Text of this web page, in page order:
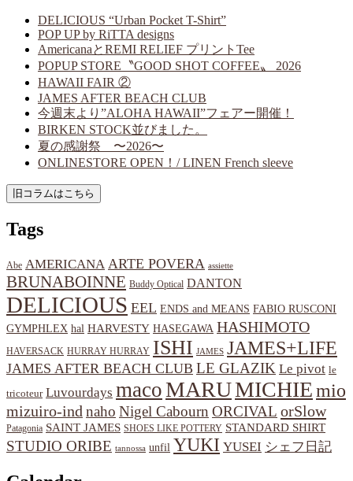
DELICIOUS “Urban Pocket T-Shirt”
POP UP by RiTTA designs
AmericanaとREMI RELIEF プリントTee
POPUP STORE〝GOOD SHOT COFFEE〟 2026
HAWAII FAIR ②
JAMES AFTER BEACH CLUB
今週末より”ALOHA HAWAII”フェアー開催！
BIRKEN STOCK並びました。
夏の感謝祭 〜2026〜
ONLINESTORE OPEN！/ LINEN French sleeve
Tags
Abe AMERICANA ARTE POVERA assiette
BRUNABOINNE Buddy Optical DANTON
DELICIOUS EEL ENDS and MEANS FABIO RUSCONI
GYMPHLEX hal HARVESTY HASEGAWA HASHIMOTO
HAVERSACK HURRAY HURRAY ISHI JAMES JAMES+LIFE
JAMES AFTER BEACH CLUB LE GLAZIK Le pivot le
tricoteur Luvourdays macoMARUMICHIEmio
mizuiro-ind naho Nigel Cabourn ORCIVAL orSlow
Patagonia SAINT JAMES SHOES LIKE POTTERY STANDARD SHIRT
STUDIO ORIBE tannossa unfil YUKI YUSEI シェフ日記